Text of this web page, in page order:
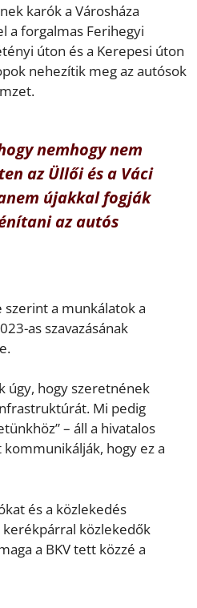
karók a Városháza
a forgalmas Ferihegyi
úton és a Kerepesi úton
nehezítik meg az autósok
nemhogy nem
az Üllői és a Váci
újakkal fogják
az autós
szerint a munkálatok a
as szavazásának
úgy, hogy szeretnének
Mi pedig
– áll a hivatalos
hogy ez a
és a közlekedés
kerékpárral közlekedők
a BKV tett közzé a